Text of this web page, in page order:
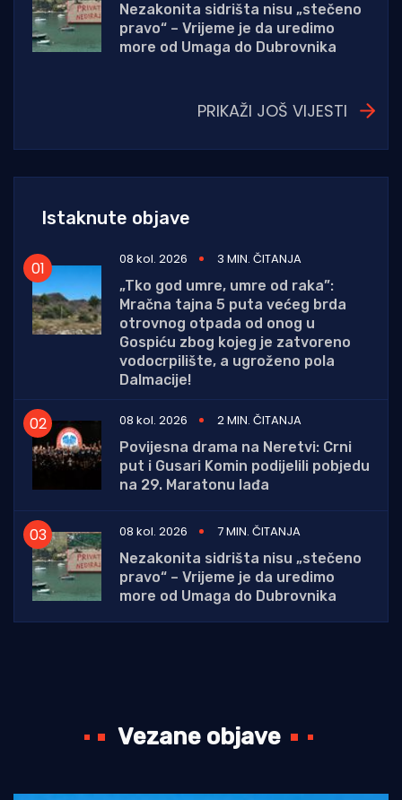
Nezakonita sidrišta nisu „stečeno
pravo“ – Vrijeme je da uredimo
more od Umaga do Dubrovnika
PRIKAŽI JOŠ VIJESTI
Istaknute objave
08 kol. 2026
3 MIN. ČITANJA
„Tko god umre, umre od raka”:
Mračna tajna 5 puta većeg brda
otrovnog otpada od onog u
Gospiću zbog kojeg je zatvoreno
vodocrpilište, a ugroženo pola
Dalmacije!
08 kol. 2026
2 MIN. ČITANJA
Povijesna drama na Neretvi: Crni
put i Gusari Komin podijelili pobjedu
na 29. Maratonu lađa
08 kol. 2026
7 MIN. ČITANJA
Nezakonita sidrišta nisu „stečeno
pravo“ – Vrijeme je da uredimo
more od Umaga do Dubrovnika
Vezane objave